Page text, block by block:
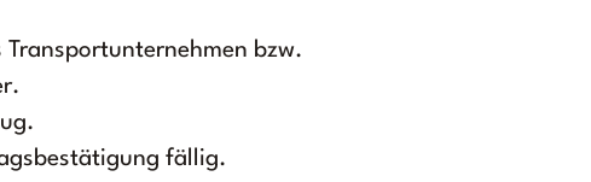
bzw.
fällig.